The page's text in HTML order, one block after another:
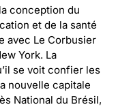
conception du
et de la santé
avec Le Corbusier
York. La
se voit confier les
nouvelle capitale
National du Brésil,